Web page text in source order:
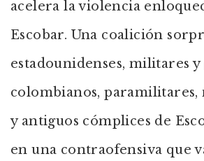
acelera la violencia
Escobar. Una coalición
estadounidenses, militares y
colombianos, paramilitares,
y antiguos cómplices de
en una contraofensiva que